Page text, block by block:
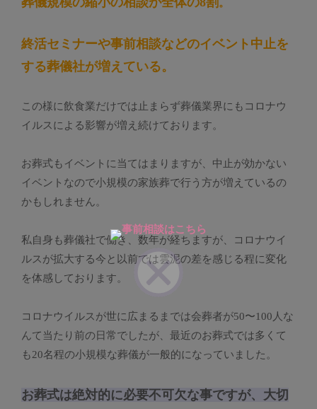
。
終活セミナーや事前相談などのイベント中止を
する葬儀社が増えている。
この様に飲食業だけでは止まらず葬儀業界にもコロナウ
イルスによる影響が増え続けております。
お葬式もイベントに当てはまりますが、中止が効かない
イベントなので小規模の家族葬で行う方が増えているの
かもしれません。
私自身も葬儀社で働き、数年が経ちますが、コロナウイ
ルスが拡大する今と以前では雲泥の差を感じる程に変化
を体感しております。
コロナウイルスが世に広まるまでは会葬者が50〜100人な
んて当たり前の日常でしたが、最近のお葬式では多くて
も20名程の小規模な葬儀が一般的になっていました。
お葬式は絶対的に必要不可欠な事ですが、大切